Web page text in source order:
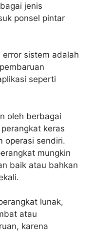
jenis
ponsel pintar
sistem adalah
seperti
oleh berbagai
keras
operasi sendiri.
mungkin
baik atau bahkan
lunak,
atau
karena